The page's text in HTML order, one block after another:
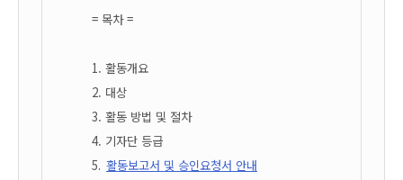
= 목차 =
1. 활동개요
2. 대상
3. 활동 방법 및 절차
4. 기자단 등급
5. 활동보고서 및 승인요청서 안내